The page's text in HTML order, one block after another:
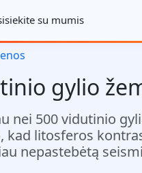
su mumis
gylio
nei 500 vidutinio
kad litosferos
nepastebėtą